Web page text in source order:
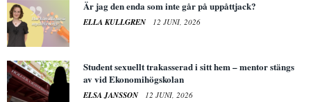
Är jag den enda som inte går på uppåttjack?
ELLA KULLGREN 12 JUNI, 2026
Student sexuellt trakasserad i sitt hem – mentor stängs
av vid Ekonomihögskolan
ELSA JANSSON 12 JUNI, 2026